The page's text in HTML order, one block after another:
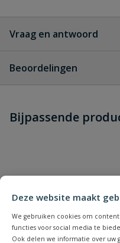
Deze website maakt
We gebruiken cookies om
functies voor social media te
Ook delen we informatie over uw
Vraag en antwoord
dit
Beoordelingen
Schrijf zelf een
Bijpassende